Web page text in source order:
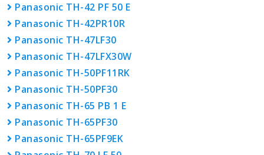
Panasonic TH-42 PF 50 E
Panasonic TH-42PR10R
Panasonic TH-47LF30
Panasonic TH-47LFX30W
Panasonic TH-50PF11RK
Panasonic TH-50PF30
Panasonic TH-65 PB 1 E
Panasonic TH-65PF30
Panasonic TH-65PF9EK